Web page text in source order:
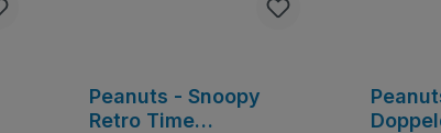
Peanuts - Snoopy
Retro Time